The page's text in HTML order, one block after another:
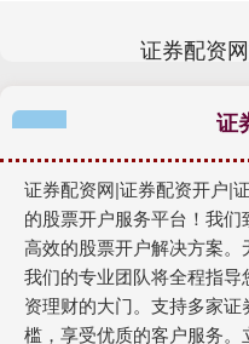
证券配资
证
证券配资网|证券配资开户|
的股票开户服务平台！我们
高效的股票开户解决方案。
我们的专业团队将全程指
资理财的大门。支持多家
槛，享受优质的客户服务